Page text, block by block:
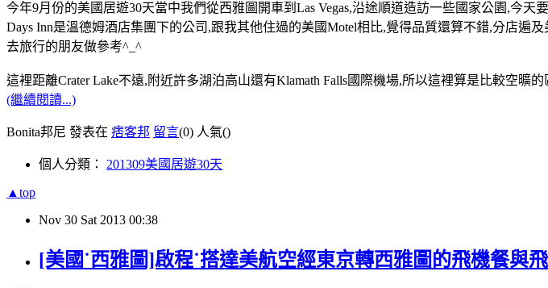
今年9月份的美國居遊30天當中我們從西雅圖開車到Las Vegas,沿途順道造訪一些國家公園,今
Days Inn是溫德姆酒店集團下的公司,跟我其他住過的美國Motel相比,覺得品質還算不錯,分店
去旅行的朋友做參考^_^
這裡距離Crater Lake不遠,附近許多湖泊高山還有Klamath Falls國際機場,所以這裡算是比較空曠
(繼續閱讀...)
Bonita邦尼 發表在 痞客邦 留言(0) 人氣()
個人分類： 201309美國居遊30天
▲top
Nov 30 Sat 2013 00:38
[美國˙西雅圖]啟程˙搭達美航空經東京轉西雅圖的飛機餐與